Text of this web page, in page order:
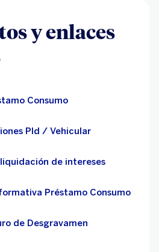
y enlaces
Consumo
Pld / Vehicular
de intereses
Préstamo Consumo
de Desgravamen